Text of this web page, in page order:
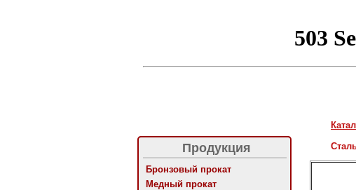
Продукция
Бронзовый прокат
Медный прокат